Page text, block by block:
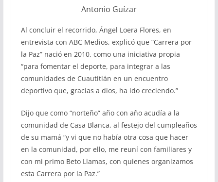
Antonio Guízar
Al concluir el recorrido, Ángel Loera Flores, en
entrevista con ABC Medios, explicó que “Carrera por
la Paz” nació en 2010, como una iniciativa propia
“para fomentar el deporte, para integrar a las
comunidades de Cuautitlán en un encuentro
deportivo que, gracias a dios, ha ido creciendo.”
Dijo que como “norteño” año con año acudía a la
comunidad de Casa Blanca, al festejo del cumpleaños
de su mamá “y vi que no había otra cosa que hacer
en la comunidad, por ello, me reuní con familiares y
con mi primo Beto Llamas, con quienes organizamos
esta Carrera por la Paz.”